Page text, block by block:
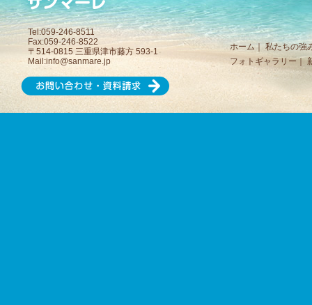
Tel:059-246-8511
Fax:059-246-8522
〒514-0815 三重県津市藤方 593-1
Mail:info@sanmare.jp
ホーム
私たちの強
フォトギャラリー｜